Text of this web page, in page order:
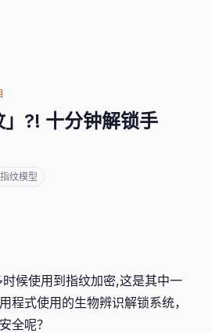
」?! 十分钟解锁手
指纹模型
候使用到指纹加密,这是其中一
程式使用的生物辨识解锁系统，
全呢？